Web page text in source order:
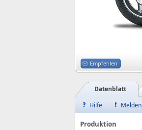
Empfehlen
Datenblatt
Hilfe Melden
Produktion